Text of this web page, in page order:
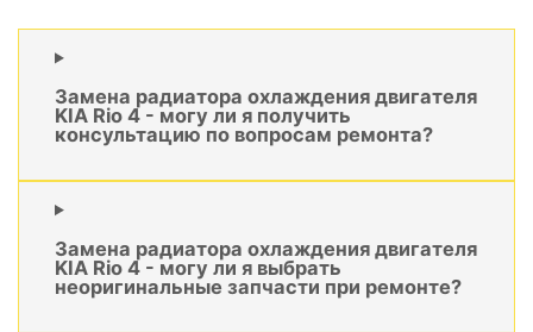
Замена радиатора охлаждения двигателя
KIA Rio 4 - могу ли я получить
консультацию по вопросам ремонта?
Замена радиатора охлаждения двигателя
KIA Rio 4 - могу ли я выбрать
неоригинальные запчасти при ремонте?